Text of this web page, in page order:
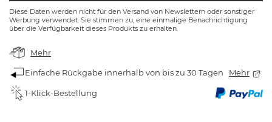
Diese Daten werden nicht für den Versand von Newslettern oder sonstiger
Werbung verwendet. Sie stimmen zu, eine einmalige Benachrichtigung
über die Verfügbarkeit dieses Produkts zu erhalten.
Mehr
Einfache Rückgabe innerhalb von bis zu 30 Tagen Mehr
1-Klick-Bestellung